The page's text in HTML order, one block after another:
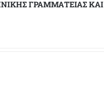
ΓΡΑΜΜΑΤΕΙΑΣ ΚΑΙ